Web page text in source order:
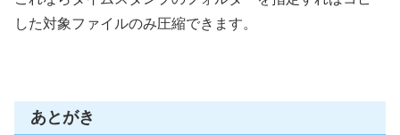
した対象ファイルのみ圧縮できます。
あとがき